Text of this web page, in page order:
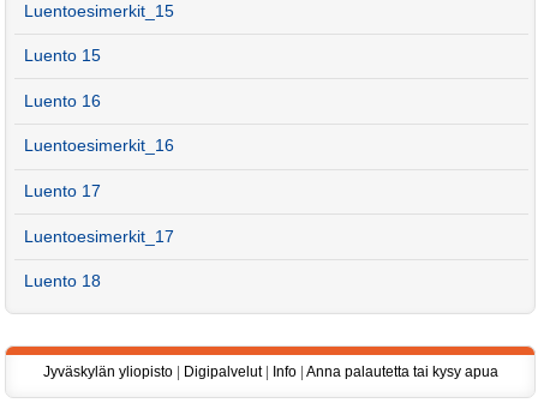
Luentoesimerkit_15
Luento 15
Luento 16
Luentoesimerkit_16
Luento 17
Luentoesimerkit_17
Luento 18
Jyväskylän yliopisto| Digipalvelut| Info| Anna palautetta tai kysy apua